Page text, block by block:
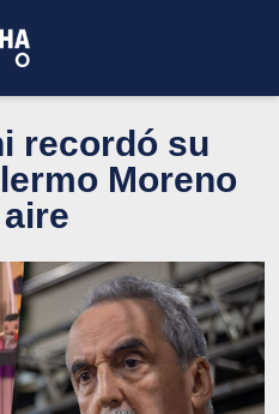
recordó su
Moreno